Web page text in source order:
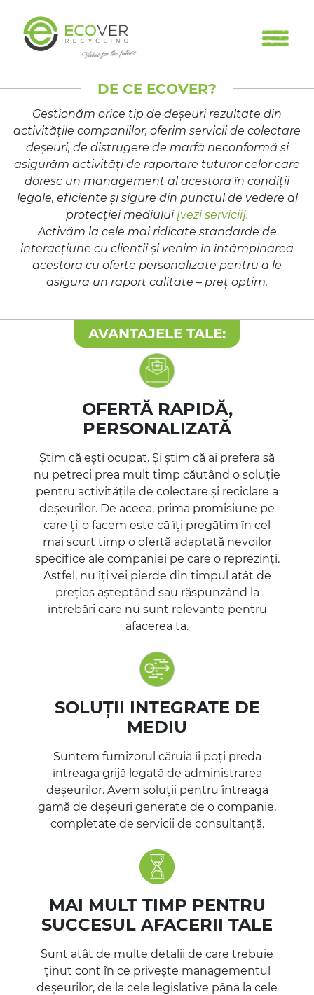
DE CE ECOVER?
Gestionăm orice tip de deșeuri rezultate din
activitățile companiilor, oferim servicii de colectare
deșeuri, de distrugere de marfă neconformă și
asigurăm activități de raportare tuturor celor care
doresc un management al acestora în condiții
legale, eficiente și sigure din punctul de vedere al
protecției mediului [vezi servicii].
Activăm la cele mai ridicate standarde de
interacțiune cu clienții și venim în întâmpinarea
acestora cu oferte personalizate pentru a le
asigura un raport calitate – preț optim.
AVANTAJELE TALE:
OFERTĂ RAPIDĂ,
PERSONALIZATĂ
Știm că ești ocupat. Și știm că ai prefera să
nu petreci prea mult timp căutând o soluție
pentru activitățile de colectare și reciclare a
deșeurilor. De aceea, prima promisiune pe
care ți-o facem este că îți pregătim în cel
mai scurt timp o ofertă adaptată nevoilor
specifice ale companiei pe care o reprezinți.
Astfel, nu îți vei pierde din timpul atât de
prețios așteptând sau răspunzând la
întrebări care nu sunt relevante pentru
afacerea ta.
SOLUȚII INTEGRATE DE
MEDIU
Suntem furnizorul căruia îi poți preda
întreaga grijă legată de administrarea
deșeurilor. Avem soluții pentru întreaga
gamă de deșeuri generate de o companie,
completate de servicii de consultanță.
MAI MULT TIMP PENTRU
SUCCESUL AFACERII TALE
Sunt atât de multe detalii de care trebuie
ținut cont în ce privește managementul
deșeurilor, de la cele legislative până la cele